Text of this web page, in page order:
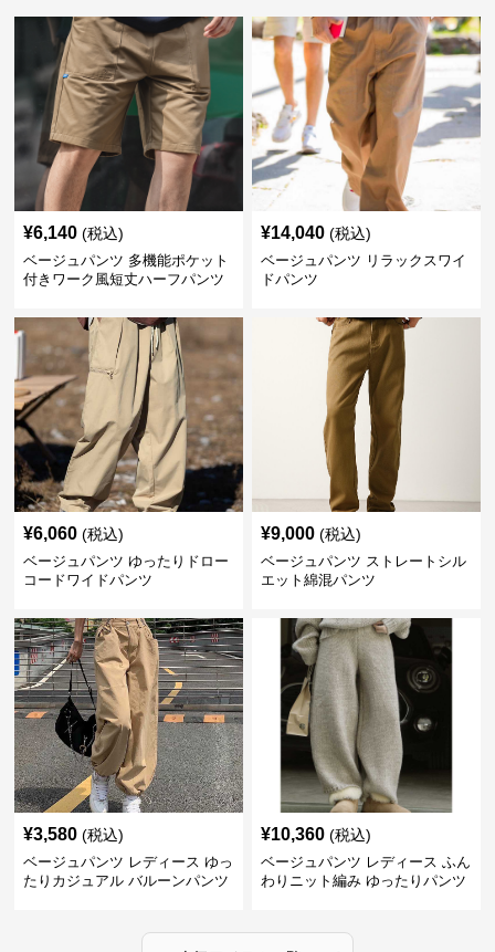
¥6,140 (税込)
ベージュパンツ 多機能ポケット
付きワーク風短丈ハーフパンツ
¥14,040 (税込)
ベージュパンツ リラックスワイ
ドパンツ
¥6,060 (税込)
ベージュパンツ ゆったりドロー
コードワイドパンツ
¥9,000 (税込)
ベージュパンツ ストレートシル
エット綿混パンツ
¥3,580 (税込)
ベージュパンツ レディース ゆっ
たりカジュアル バルーンパンツ
¥10,360 (税込)
ベージュパンツ レディース ふん
わりニット編み ゆったりパンツ